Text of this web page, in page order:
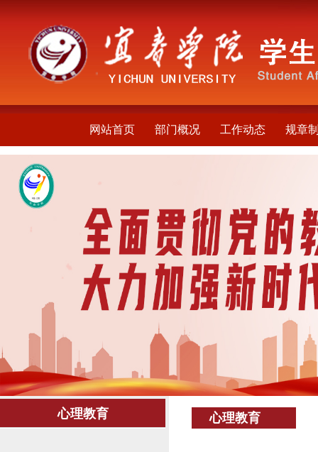
网站首页 部门概况 工作动态 规章
心理教育 心理教育